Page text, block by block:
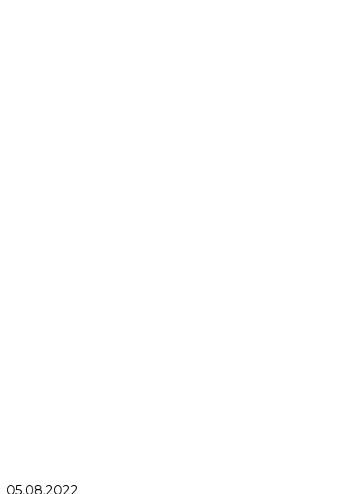
05.08.2022